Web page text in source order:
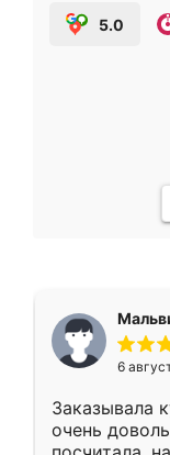
5.0
6
Заказывала
очень